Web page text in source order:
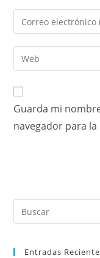
Guarda mi
navegador para
Entradas